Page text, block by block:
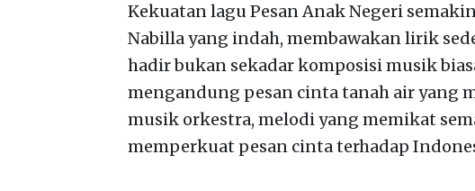
Kekuatan lagu Pesan Anak Negeri
Nabilla yang indah, membawakan lirik
hadir bukan sekadar komposisi musik
mengandung pesan cinta tanah air yang
musik orkestra, melodi yang memikat
memperkuat pesan cinta terhadap